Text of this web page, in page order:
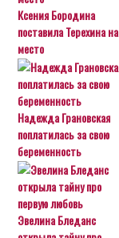
Ксения Бородина
поставила Терехина на
место
Надежда Грановская
поплатилась за свою
беременность
Эвелина Бледанс